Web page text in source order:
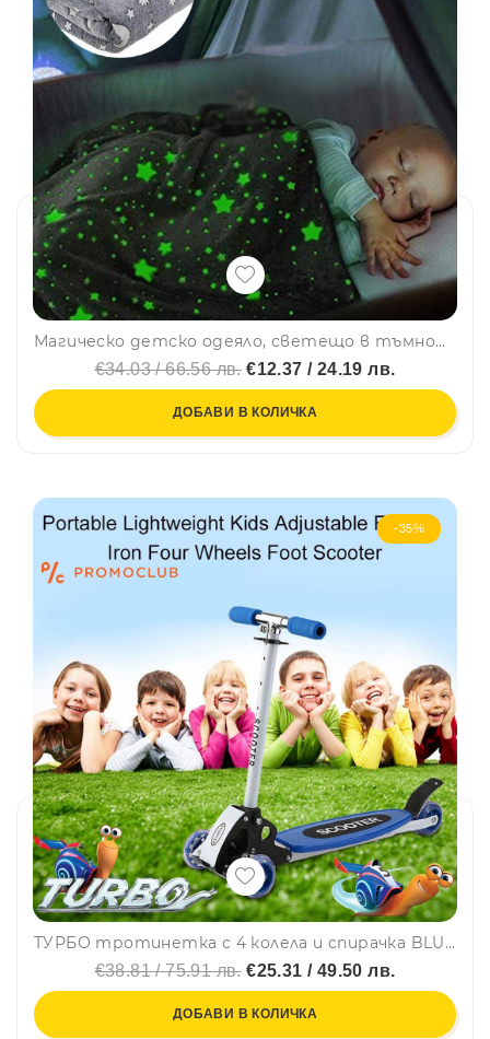
Магическо детско одеяло, светещо в тъмното NIGHT SKY GREY - сив цвят
€34.03 / 66.56 лв.€12.37 / 24.19 лв.
ДОБАВИ В КОЛИЧКА
-35%
ТУРБО тротинетка с 4 колела и спирачка BLUE SCOOTER, до 50 кг
€38.81 / 75.91 лв.€25.31 / 49.50 лв.
ДОБАВИ В КОЛИЧКА